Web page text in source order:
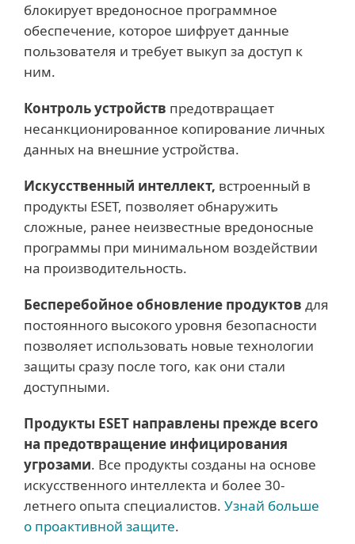
блокирует вредоносное программное
обеспечение, которое шифрует данные
пользователя и требует выкуп за доступ к
ним.
Контроль устройств предотвращает
несанкционированное копирование личных
данных на внешние устройства.
Искусственный интеллект, встроенный в
продукты ESET, позволяет обнаружить
сложные, ранее неизвестные вредоносные
программы при минимальном воздействии
на производительность.
Бесперебойное обновление продуктов для
постоянного высокого уровня безопасности
позволяет использовать новые технологии
защиты сразу после того, как они стали
доступными.
Продукты ESET направлены прежде всего
на предотвращение инфицирования
угрозами. Все продукты созданы на основе
искусственного интеллекта и более 30-
летнего опыта специалистов. Узнай больше
о проактивной защите.